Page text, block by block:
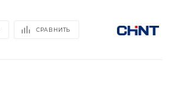
СРАВНИТЬ